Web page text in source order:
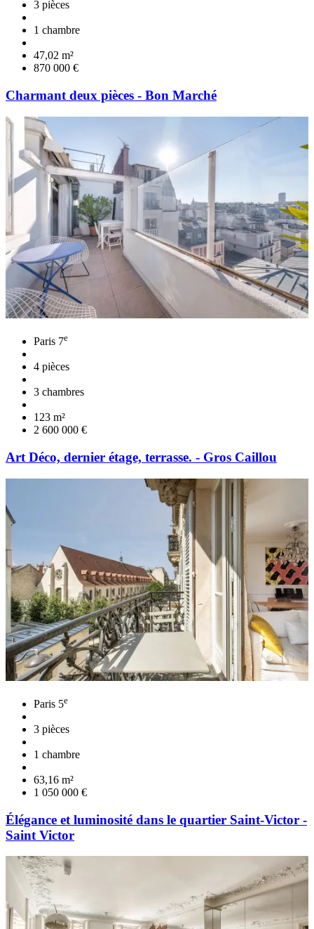
3 pièces
1 chambre
47,02 m²
870 000 €
Charmant deux pièces - Bon Marché
Paris 7e
4 pièces
3 chambres
123 m²
2 600 000 €
Art Déco, dernier étage, terrasse. - Gros Caillou
Paris 5e
3 pièces
1 chambre
63,16 m²
1 050 000 €
Élégance et luminosité dans le quartier Saint-Victor -
Saint Victor